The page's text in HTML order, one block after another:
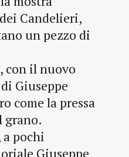
Candelieri,
un pezzo di
con il nuovo
Giuseppe
come la pressa
grano.
pochi
Giuseppe